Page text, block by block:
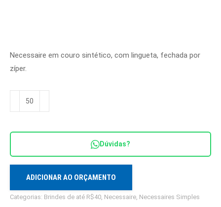
Necessaire em couro sintético, com lingueta, fechada por
zíper.
Necessaire
Ref.
6099
Dúvidas?
ADICIONAR AO ORÇAMENTO
Categorias: Brindes de até R$40, Necessaire, Necessaires Simples